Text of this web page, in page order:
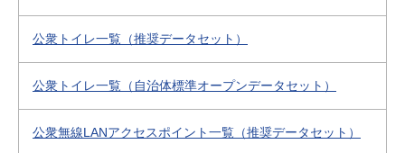
公衆トイレ一覧（推奨データセット）
公衆トイレ一覧（自治体標準オープンデータセット）
公衆無線LANアクセスポイント一覧（推奨データセット）